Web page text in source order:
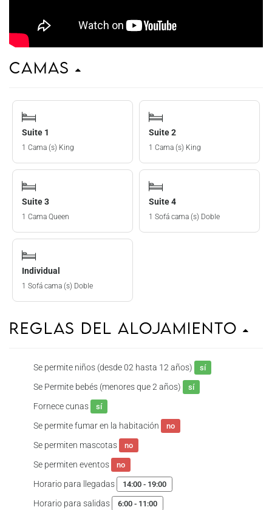
Camas
Suite 1
1 Cama (s) King
Suite 2
1 Cama (s) King
Suite 3
1 Cama Queen
Suite 4
1 Sofá cama (s) Doble
Individual
1 Sofá cama (s) Doble
Reglas del Alojamiento
Se permite niños (desde 02 hasta 12 años) sí
Se Permite bebés (menores que 2 años) sí
Fornece cunas sí
Se permite fumar en la habitación no
Se permiten mascotas no
Se permiten eventos no
Horario para llegadas 14:00 - 19:00
Horario para salidas 6:00 - 11:00